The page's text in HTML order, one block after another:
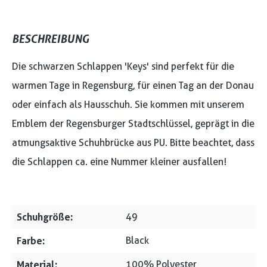
BESCHREIBUNG
Die schwarzen Schlappen 'Keys' sind perfekt für die
warmen Tage in Regensburg, für einen Tag an der Donau
oder einfach als Hausschuh. Sie kommen mit unserem
Emblem der Regensburger Stadtschlüssel, geprägt in die
atmungsaktive Schuhbrücke aus PU. Bitte beachtet, dass
die Schlappen ca. eine Nummer kleiner ausfallen!
Schuhgröße: 49
Farbe: Black
Material: 100% Polyester